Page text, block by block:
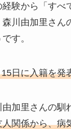
験から「すべ
川由加里さん
す。
日に入籍を発
加里さんの馴
関係から、病